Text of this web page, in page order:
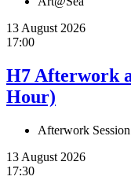
13 August 2026
17:00
H7 Afterwork
Hour)
Afterwork Session
13 August 2026
17:30